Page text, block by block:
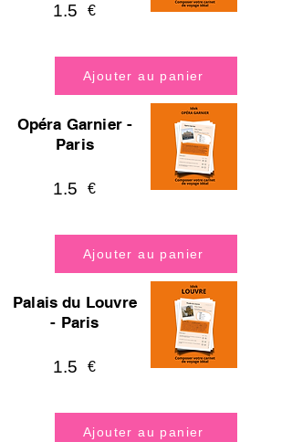
1.5 €
Ajouter au panier
Opéra Garnier -
Paris
1.5 €
Ajouter au panier
Palais du Louvre
- Paris
1.5 €
Ajouter au panier